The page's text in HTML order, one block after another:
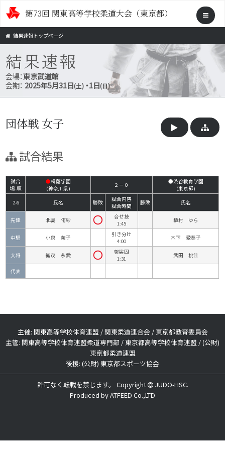
第73回 関東高等学校柔道大会（東京都）
結果速報トップページ
結果速報
会場：東京武道館
会期： 2025年5月31日(土) ・1日(日)
団体戦 女子
試合結果
試合
場-順
●桐蔭学園
(神奈川県)
２－０
●渋谷教育学園
(東京都)
2-6
氏名 勝敗
試合内容
試合時間
勝敗 氏名
先鋒 北島 侑紗
合せ技
1:45
植村 ゆら
中堅 小泉 茉子
引き分け
4:00
木下 愛葵子
大将 織茂 永愛
袈裟固
1:31
武田 桃佳
代表
主催: 関東高等学校体育連盟 / 関東柔道連合会 / 東京都教育委員会
主管: 関東高等学校体育連盟柔道専門部 / 東京都高等学校体育連盟 / (公財)
東京都柔道連盟
後援: (公財) 東京都スポーツ協会
許可なく転載を禁じます。 Copyright
JUDO-HSC.
Produced byATFEED Co.,LTD